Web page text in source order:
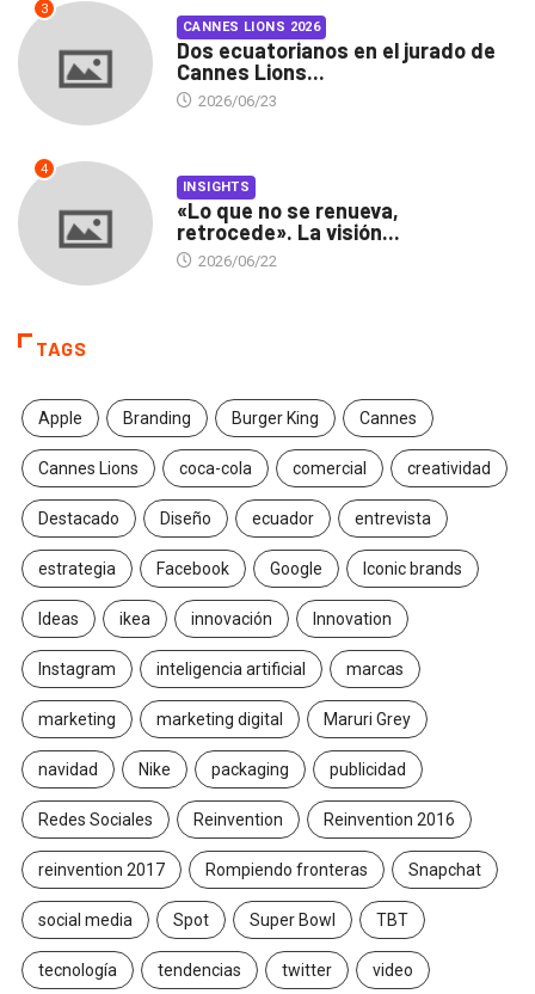
3
CANNES LIONS 2026
Dos ecuatorianos en el jurado de
Cannes Lions...
2026/06/23
4
INSIGHTS
«Lo que no se renueva,
retrocede». La visión...
2026/06/22
TAGS
Apple Branding Burger King Cannes
Cannes Lions coca-cola comercial creatividad
Destacado Diseño ecuador entrevista
estrategia Facebook Google Iconic brands
Ideas ikea innovación Innovation
Instagram inteligencia artificial marcas
marketing marketing digital Maruri Grey
navidad Nike packaging publicidad
Redes Sociales Reinvention Reinvention 2016
reinvention 2017 Rompiendo fronteras Snapchat
social media Spot Super Bowl TBT
tecnología tendencias twitter video